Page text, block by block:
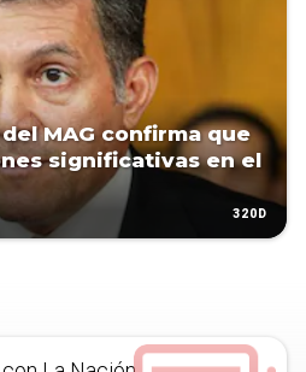
MAG confirma que
significativas en el
320D